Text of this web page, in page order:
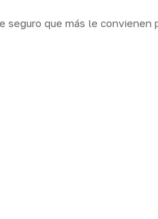
seguro que más le convienen